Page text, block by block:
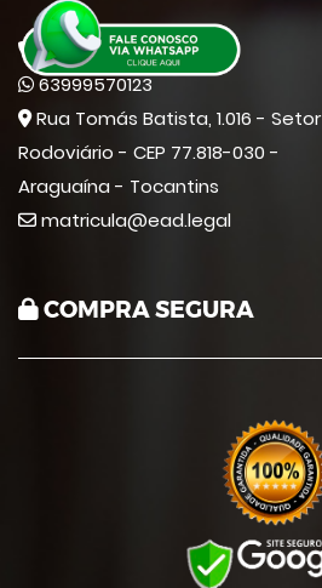
(63) 9 9957-0123
63999570123
Rua Tomás Batista, 1.016 - Setor
Rodoviário - CEP 77.818-030 -
Araguaína - Tocantins
matricula@ead.legal
COMPRA SEGURA